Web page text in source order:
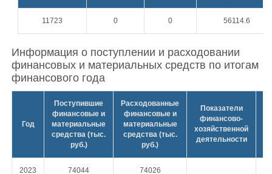
11723 0 0 56114.6
Информация о поступлении и расходовании
финансовых и материальных средств по итогам
финансового года
Год
Поступившие
финансовые и
материальные
средства (тыс.
руб.)
Расходованные
финансовые и
материальные
средства (тыс.
руб.)
Показатели
финансово-
хозяйственной
деятельности
2023 74044 74026